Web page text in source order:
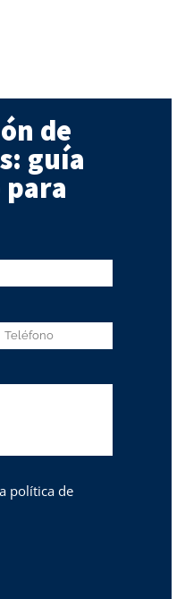
de
guía
para
política de